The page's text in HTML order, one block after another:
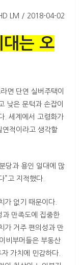
LM / 2018-04-02
대는 오
면 단연 실버주택이
낮은 문턱과 손잡이
. 세계에서 고령화가
연적이라고 생각할
당과 용인 일대에 많
”고 지적했다.
가 없기 때문이다.
과 만족도에 집중한
가 거주 편의성과 만
비부머들은 부동산
가치에 민감하다.